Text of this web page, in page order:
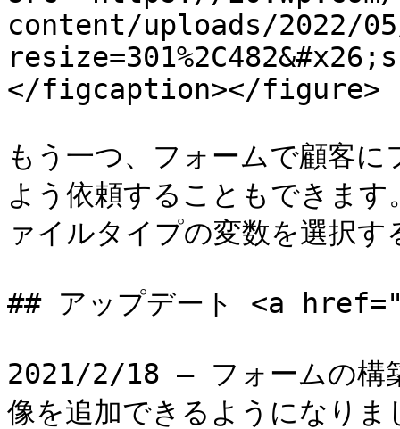
content/uploads/2022/
</figcaption></figure>
もう一つ、フォームで顧客
よう依頼することもできま
ァイルタイプの変数を選択
## アップデート <a
2021/2/18 – フォームの構
像を追加できるようになり